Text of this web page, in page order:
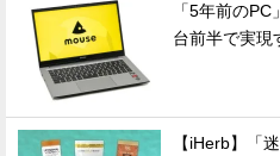
「5年前の
台前半で実現
【iHerb】「